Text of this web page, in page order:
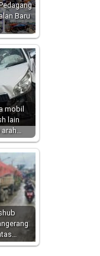
Baru
mobil
lain
arah…